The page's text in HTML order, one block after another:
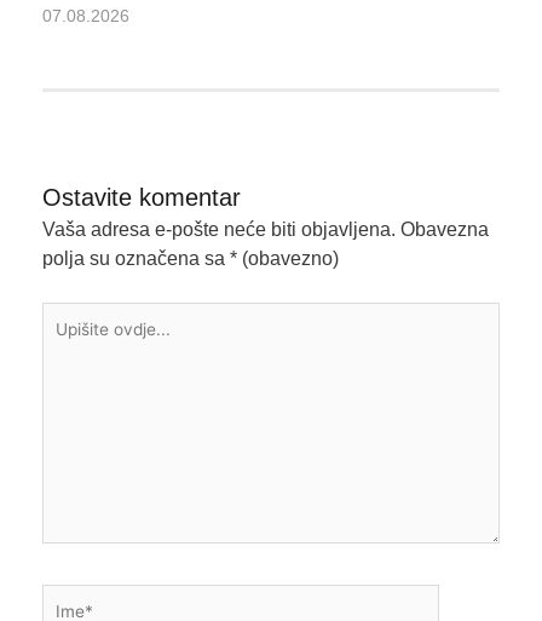
07.08.2026
Ostavite komentar
Vaša adresa e-pošte neće biti objavljena. Obavezna
polja su označena sa * (obavezno)
ovdje...